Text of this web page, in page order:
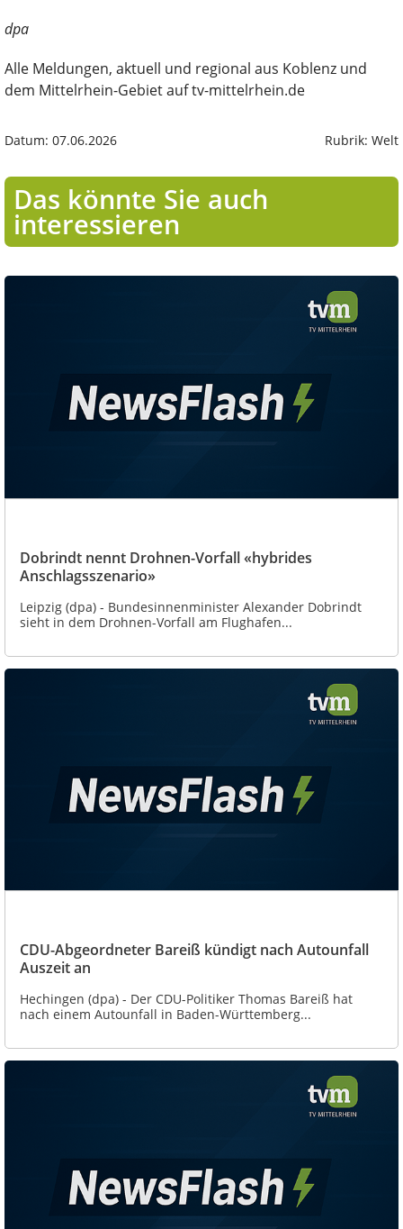
dpa
Alle Meldungen, aktuell und regional aus Koblenz und
dem Mittelrhein-Gebiet auf tv-mittelrhein.de
Datum: 07.06.2026 Rubrik: Welt
Das könnte Sie auch
interessieren
Dobrindt nennt Drohnen-Vorfall «hybrides
Anschlagsszenario»
Leipzig (dpa) - Bundesinnenminister Alexander Dobrindt
sieht in dem Drohnen-Vorfall am Flughafen...
CDU-Abgeordneter Bareiß kündigt nach Autounfall
Auszeit an
Hechingen (dpa) - Der CDU-Politiker Thomas Bareiß hat
nach einem Autounfall in Baden-Württemberg...